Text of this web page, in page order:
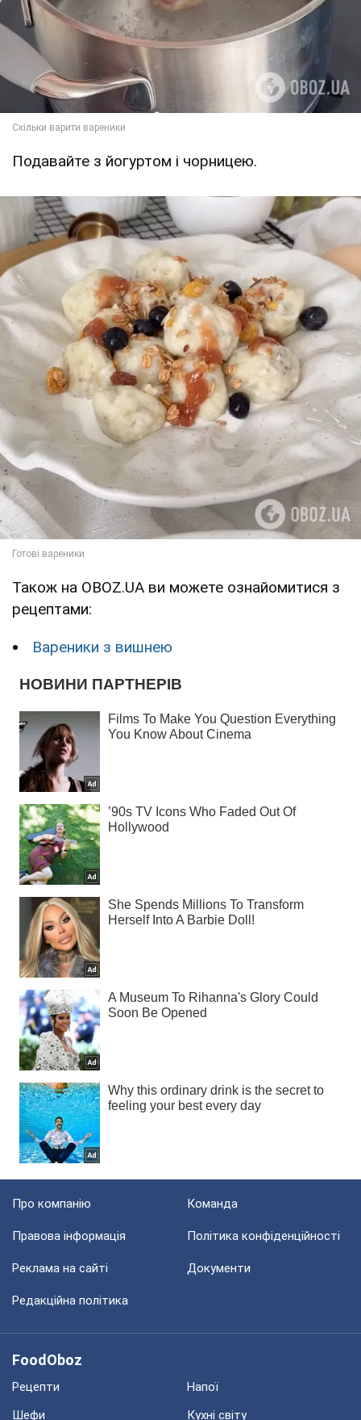
Подавайте з йогуртом і чорницею.
Також на OBOZ.UA ви можете ознайомитися з
рецептами:
Вареники з вишнею
Про компанію Команда
Правова інформація Політика конфіденційності
Реклама на сайті Документи
Редакційна політика
FoodOboz
Рецепти
Напої
Шефи
Кухні світу